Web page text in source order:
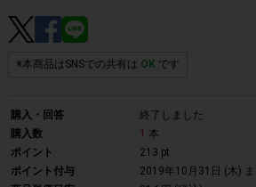
※本商品はSNSでの共有は OKです
購入・回答
終了しました
購入数
1 本
ポイント
213 pt
ポイント付与
2019年10月31日 (木)